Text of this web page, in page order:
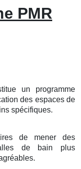
PMR
un programme
des espaces de
spécifiques.
de mener des
de bain plus